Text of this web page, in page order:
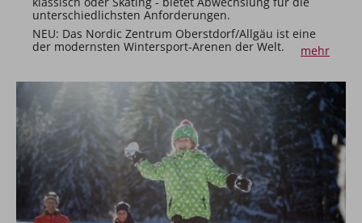
unterschiedlichsten Anforderungen.
NEU: Das Nordic Zentrum Oberstdorf/Allgäu ist eine
der modernsten Wintersport-Arenen der Welt.
mehr